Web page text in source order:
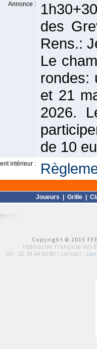
Annonce :
des
Rens.:
Le
rondes:
et 21
2026.
de 10
intérieur :
Joueurs Grille
Copyright © 2015
Fédération Française des
tél : 01 39 44 65 80 | contact :